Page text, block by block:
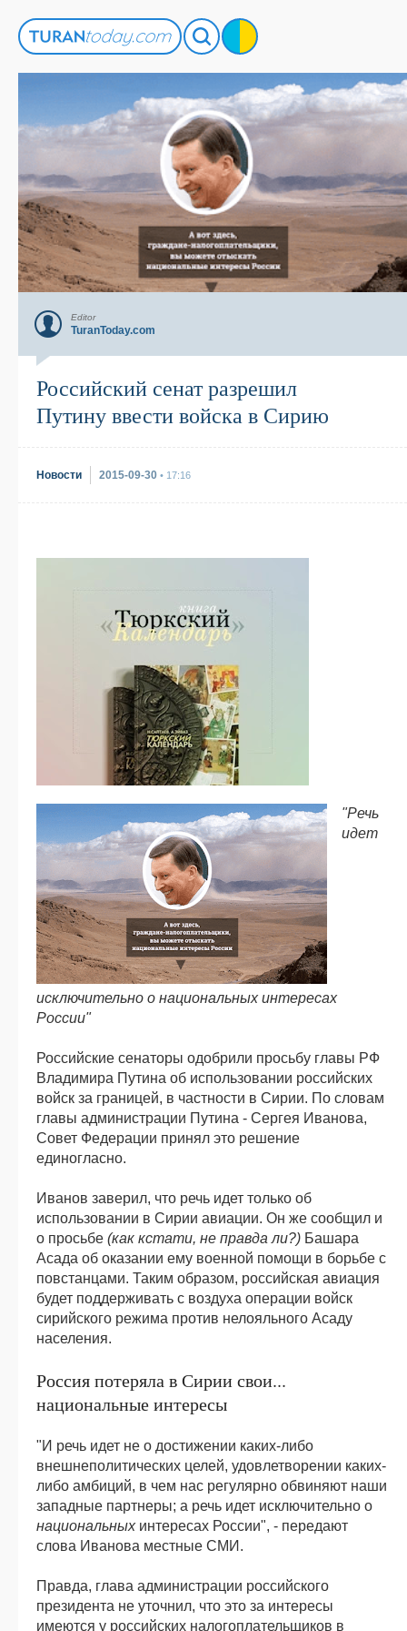
Editor
TuranToday.com
Российский сенат разрешил
Путину ввести войска в Сирию
Новости 2015-09-30 • 17:16
"Речь
идет
исключительно о национальных интересах
России"
Российские сенаторы одобрили просьбу главы РФ
Владимира Путина об использовании российских
войск за границей, в частности в Сирии. По словам
главы администрации Путина - Сергея Иванова,
Совет Федерации принял это решение
единогласно.
Иванов заверил, что речь идет только об
использовании в Сирии авиации. Он же сообщил и
о просьбе (как кстати, не правда ли?) Башара
Асада об оказании ему военной помощи в борьбе с
повстанцами. Таким образом, российская авиация
будет поддерживать с воздуха операции войск
сирийского режима против нелояльного Асаду
населения.
Россия потеряла в Сирии свои...
национальные интересы
"И речь идет не о достижении каких-либо
внешнеполитических целей, удовлетворении каких-
либо амбиций, в чем нас регулярно обвиняют наши
западные партнеры; а речь идет исключительно о
национальных интересах России", - передают
слова Иванова местные СМИ.
Правда, глава администрации российского
президента не уточнил, что это за интересы
имеются у российских налогоплательщиков в